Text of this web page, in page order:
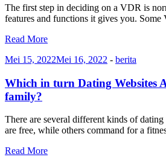
The first step in deciding on a VDR is
features and functions it gives you.
Read More
Mei 15, 2022Mei 16, 2022 - berita
Which in turn Dating Websites
family?
There are several different kinds of
are free, while others command for a
Read More